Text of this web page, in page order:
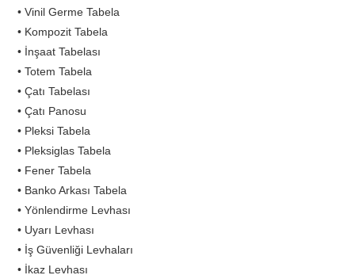
• Vinil Germe Tabela
• Kompozit Tabela
• İnşaat Tabelası
• Totem Tabela
• Çatı Tabelası
• Çatı Panosu
• Pleksi Tabela
• Pleksiglas Tabela
• Fener Tabela
• Banko Arkası Tabela
• Yönlendirme Levhası
• Uyarı Levhası
• İş Güvenliği Levhaları
• İkaz Levhası